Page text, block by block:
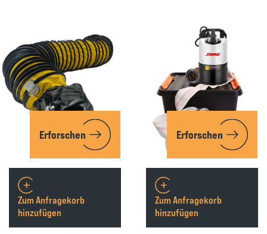
Erforschen
Zum Anfragekorb
hinzufügen
Erforschen
Zum Anfragekorb
hinzufügen